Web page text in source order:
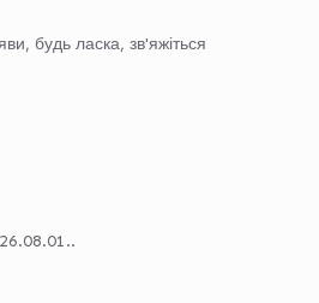
будь ласка, зв'яжіться